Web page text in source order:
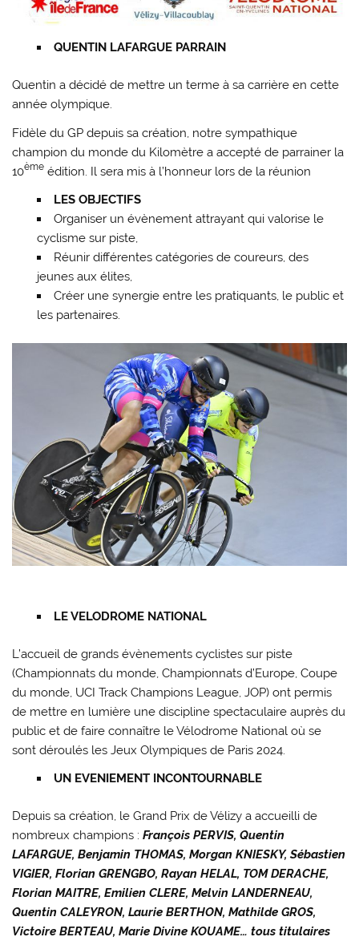
QUENTIN LAFARGUE PARRAIN
Quentin a décidé de mettre un terme à sa carrière en cette
année olympique.
Fidèle du GP depuis sa création, notre sympathique
champion du monde du Kilomètre a accepté de parrainer la
10ème édition. Il sera mis à l’honneur lors de la réunion
LES OBJECTIFS
Organiser un évènement attrayant qui valorise le
cyclisme sur piste,
Réunir différentes catégories de coureurs, des
jeunes aux élites,
Créer une synergie entre les pratiquants, le public et
les partenaires.
LE VELODROME NATIONAL
L’accueil de grands évènements cyclistes sur piste
(Championnats du monde, Championnats d’Europe, Coupe
du monde, UCI Track Champions League, JOP) ont permis
de mettre en lumière une discipline spectaculaire auprès du
public et de faire connaître le Vélodrome National où se
sont déroulés les Jeux Olympiques de Paris 2024.
UN EVENIEMENT INCONTOURNABLE
Depuis sa création, le Grand Prix de Vélizy a accueilli de
nombreux champions :François PERVIS, Quentin
LAFARGUE, Benjamin THOMAS, Morgan KNIESKY, Sébastien
VIGIER, Florian GRENGBO, Rayan HELAL, TOM DERACHE,
Florian MAITRE, Emilien CLERE, Melvin LANDERNEAU,
Quentin CALEYRON, Laurie BERTHON, Mathilde GROS,
Victoire BERTEAU, Marie Divine KOUAME… tous titulaires